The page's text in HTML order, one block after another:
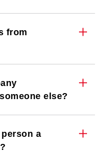
from
else?
a